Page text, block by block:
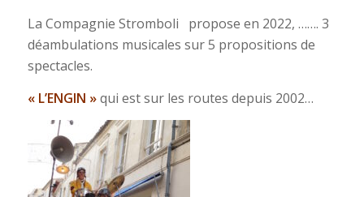
La Compagnie Stromboli propose en 2022, ……. 3
déambulations musicales sur 5 propositions de
spectacles.
« L’ENGIN »qui est sur les routes depuis 2002…